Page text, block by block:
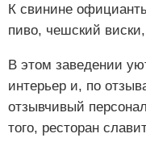
К свинине
пиво, чешский
В этом заведении
интерьер и, по
отзывчивый
того, ресторан